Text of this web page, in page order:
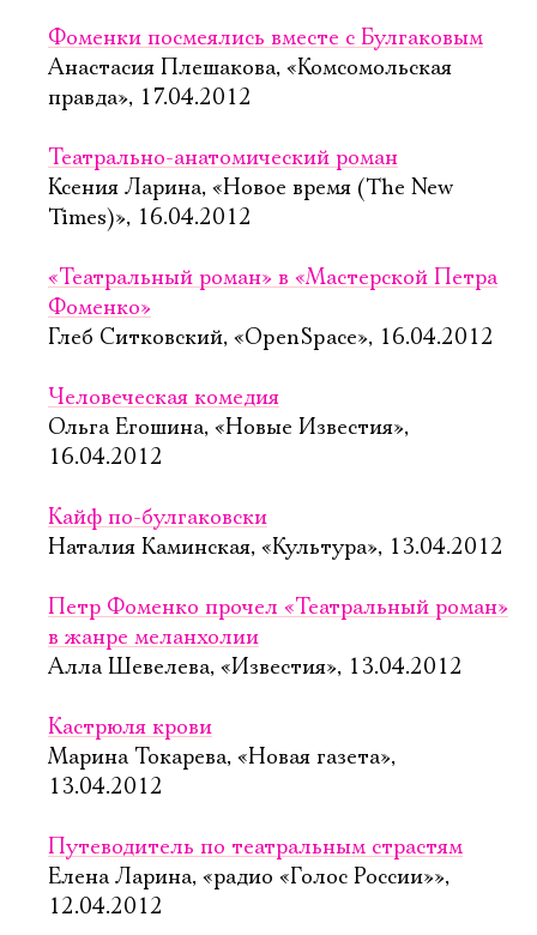
Фоменки посмеялись вместе с Булгаковым
Анастасия Плешакова, «Комсомольская
правда», 17.04.2012
Театрально-анатомический роман
Ксения Ларина, «Новое время (The New
Times)», 16.04.2012
«Театральный роман» в «Мастерской Петра
Фоменко»
Глеб Ситковский, «OpenSpace», 16.04.2012
Человеческая комедия
Ольга Егошина, «Новые Известия»,
16.04.2012
Кайф по-булгаковски
Наталия Каминская, «Культура», 13.04.2012
Петр Фоменко прочел «Театральный роман»
в жанре меланхолии
Алла Шевелева, «Известия», 13.04.2012
Кастрюля крови
Марина Токарева, «Новая газета»,
13.04.2012
Путеводитель по театральным страстям
Елена Ларина, «радио «Голос России»»,
12.04.2012